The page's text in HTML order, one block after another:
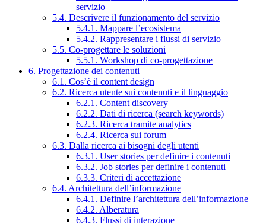
servizio
5.4. Descrivere il funzionamento del servizio
5.4.1. Mappare l’ecosistema
5.4.2. Rappresentare i flussi di servizio
5.5. Co-progettare le soluzioni
5.5.1. Workshop di co-progettazione
6. Progettazione dei contenuti
6.1. Cos’è il content design
6.2. Ricerca utente sui contenuti e il linguaggio
6.2.1. Content discovery
6.2.2. Dati di ricerca (search keywords)
6.2.3. Ricerca tramite analytics
6.2.4. Ricerca sui forum
6.3. Dalla ricerca ai bisogni degli utenti
6.3.1. User stories per definire i contenuti
6.3.2. Job stories per definire i contenuti
6.3.3. Criteri di accettazione
6.4. Architettura dell’informazione
6.4.1. Definire l’architettura dell’informazione
6.4.2. Alberatura
6.4.3. Flussi di interazione